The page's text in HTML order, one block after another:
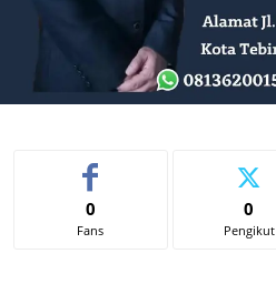
0
Fans
0
Pengikut